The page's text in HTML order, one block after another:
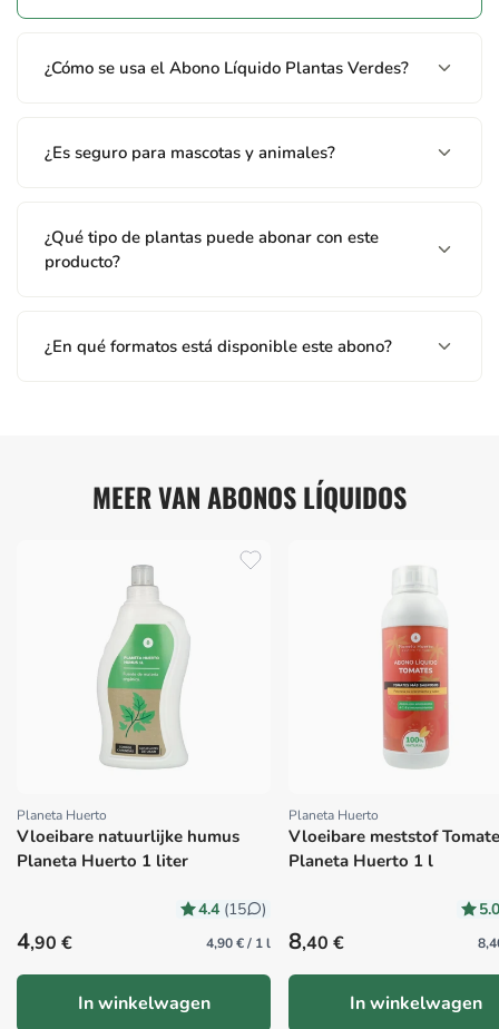
Temperatura de almacenamiento: 3°C - 35°C. En caso de
beber o fumar durante su utilización.
¿Cómo se usa el Abono Líquido Plantas Verdes?
¿Es seguro para mascotas y animales?
¿Qué tipo de plantas puede abonar con este
producto?
¿En qué formatos está disponible este abono?
MEER VAN ABONOS LÍQUIDOS
Proveedor:
Planeta Huerto
Vloeibare natuurlijke humus
Planeta Huerto 1 liter
4.4 (15 )
Precio habitual
4,90 € 4,90 € / 1 l
In winkelwagen
Proveedor:
Planeta Huerto
Vloeibare meststof
Planeta Huerto 1 l
Precio habitual
8,40 €
In winkelwagen